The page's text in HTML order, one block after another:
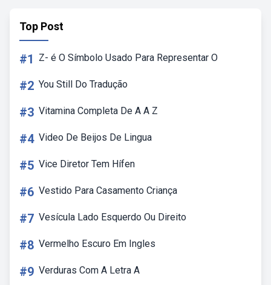
Top Post
#1 Z- é O Símbolo Usado Para Representar O
#2 You Still Do Tradução
#3 Vitamina Completa De A A Z
#4 Video De Beijos De Lingua
#5 Vice Diretor Tem Hífen
#6 Vestido Para Casamento Criança
#7 Vesícula Lado Esquerdo Ou Direito
#8 Vermelho Escuro Em Ingles
#9 Verduras Com A Letra A